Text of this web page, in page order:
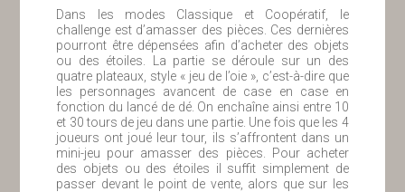
Dans les modes Classique et Coopératif, le
challenge est d’amasser des pièces. Ces dernières
pourront être dépensées afin d’acheter des objets
ou des étoiles. La partie se déroule sur un des
quatre plateaux, style « jeu de l’oie », c’est-à-dire que
les personnages avancent de case en case en
fonction du lancé de dé. On enchaîne ainsi entre 10
et 30 tours de jeu dans une partie. Une fois que les 4
joueurs ont joué leur tour, ils s’affrontent dans un
mini-jeu pour amasser des pièces. Pour acheter
des objets ou des étoiles il suffit simplement de
passer devant le point de vente, alors que sur les